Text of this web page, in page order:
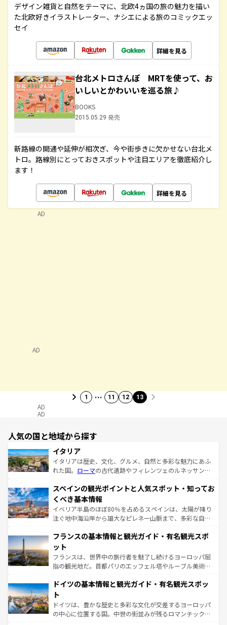
デザイン雑貨と自然をテーマに、北欧4ヵ国の旅の魅力を描い
た北欧好きイラストレーター、ナシエによる旅のコミックエッ
セイ
詳細を見る
台北メトロさんぽ MRTを使って、お
いしいとかわいいを巡る旅♪
BOOKS
2015.05.29 発売
新路線の開通や延伸が相次ぎ、今や街歩きに欠かせない台北メ
トロ。路線別にとっておきスポットや注目エリアを徹底紹介し
ます！
詳細を見る
AD
1 … 11 12 13
AD
AD
人気の国と地域から探す
イタリア
イタリアは歴史、文化、グルメ、自然と多彩な魅力にあふ
れた国。 ローマの古代遺跡やフィレンツェのルネッサンス
ろん、トスカーナの美しい田園風景やアマルフィ海岸の絶
景など、自然景観も見逃せない。観光の合間には、本場の
ピザやパスタなど、絶品のイタリア料理を堪能することも
できる。朝目覚めてから夜眠るまで、すべての瞬間を楽し
なお、新着のイタリア情報はコンテンツ一覧を参照してほ
しい。
スペインの観光ポイントと人気スポット・知ってお
くべき基本情報
イベリア半島のほぼ80％を占めるスペインは、太陽が降り
注ぐ地中海沿岸から雄大なピレネー山脈まで、多彩な自然
文化が根付くこの国では、情熱的なフラメンコ、熱気あふ
れる闘牛、そして美味しいタパスが生活の一部となってい
る。首都マドリードの洗練された雰囲気や、バルセロナの
アートに溢れた街角から、地方では古代ローマ遺跡や中世
せる。地方によって風土や気候が異なるスペインはその個
ンテンツ一覧 を参照してほしい。
フランスの基本情報と観光ガイド・有名観光スポ
ット
フランスは、世界中の旅行者を魅了し続けるヨーロッパ屈
指の観光地だ。首都パリのエッフェル塔やルーブル美術館
で、幅広い魅力が詰まっている。華麗な宮殿、歴史的な大
聖堂、美しいビーチ、そして豊かな自然が、訪れる者を心
から魅了する。また、フランスは美食の国としても知ら
れ、フランス料理はユネスコ無形文化遺産にも登録されて
ドイツの基本情報と観光ガイド・有名観光スポッ
ト
ドイツは、豊かな歴史と多彩な文化が交差するヨーロッパ
の中心に位置する国。中世の街並みが残るロマンチック街
AD